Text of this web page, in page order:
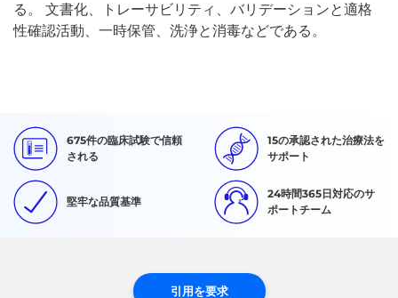
る。 文書化、トレーサビリティ、バリデーションと適格
性確認活動、一時保管、洗浄と消毒などである。
675件の臨床試験で信頼
される
15の承認された治療法を
サポート
堅牢な品質基準
24時間365日対応のサ
ポートチーム
引用を要求